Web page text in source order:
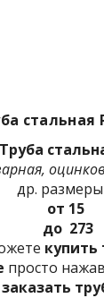
стальная
Труба
др. размеры
от 15
до 273
купить
просто
заказать